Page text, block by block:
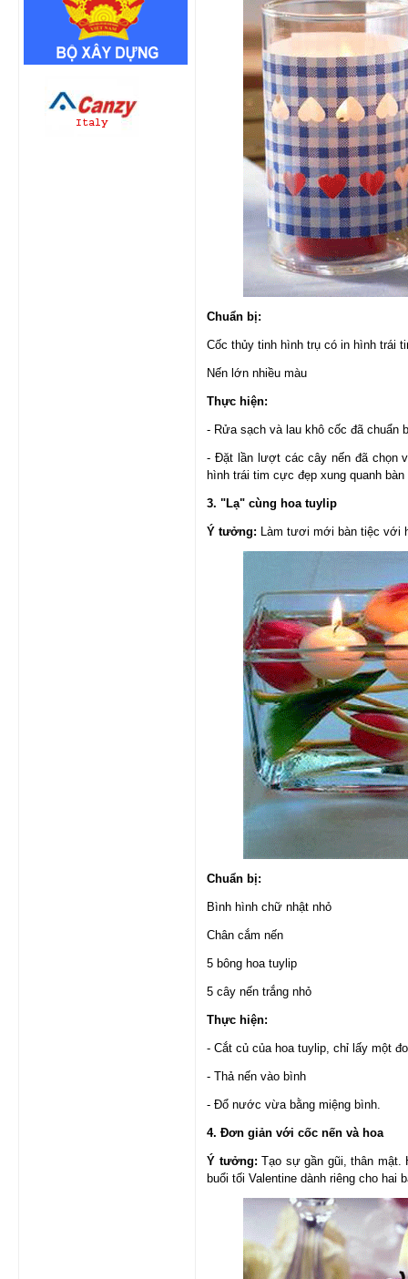
Chuẩn bị:
Cốc thủy tinh hình trụ có in hình trái
Nến lớn nhiều màu
Thực hiện:
- Rửa sạch và lau khô cốc đã chuẩn
- Đặt lần lượt các cây nến đã chọn
hình trái tim cực đẹp xung quanh bàn
3. "Lạ" cùng hoa tuylip
Ý tưởng: Làm tươi mới bàn tiệc với
Chuẩn bị:
Bình hình chữ nhật nhỏ
Chân cắm nến
5 bông hoa tuylip
5 cây nến trắng nhỏ
Thực hiện:
- Cắt củ của hoa tuylip, chỉ lấy một
- Thả nến vào bình
- Đổ nước vừa bằng miệng bình.
4. Đơn giản với cốc nến và hoa
Ý tưởng: Tạo sự gần gũi, thân mật.
buổi tối Valentine dành riêng cho hai